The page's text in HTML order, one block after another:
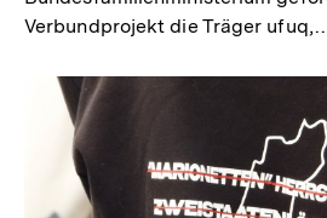
Verbundprojekt die Träger